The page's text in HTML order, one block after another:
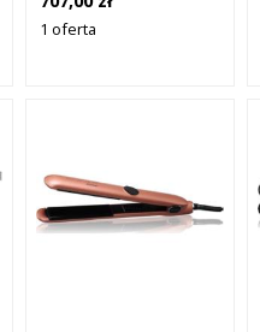
1 oferta